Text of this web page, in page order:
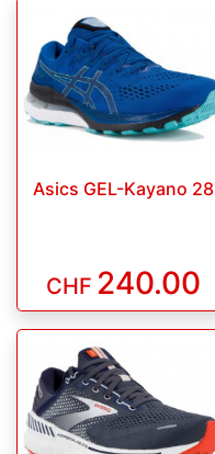
Asics GEL-Kayano 28
CHF 240.00